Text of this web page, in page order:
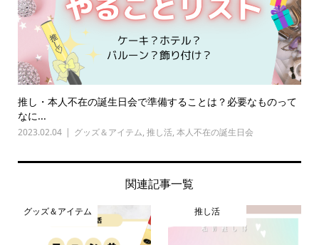
推し・本人不在の誕生日会で準備することは？必要なものって
なに...
2023.02.04 グッズ＆アイテム, 推し活, 本人不在の誕生日会
関連記事一覧
グッズ＆アイテム 推し活